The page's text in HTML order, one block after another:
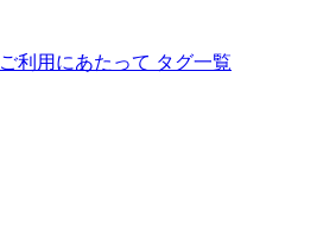
ご利用にあたって タグ一覧